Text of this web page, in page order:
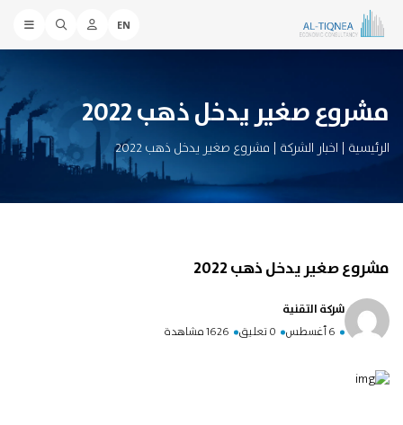
EN
مشروع صغير يدخل ذهب 2022
الرئيسية | اخبار الشركة | مشروع صغير يدخل ذهب 2022
مشروع صغير يدخل ذهب 2022
شركة التقنية
6 أغسطس 0 تعليق 1626 مشاهدة